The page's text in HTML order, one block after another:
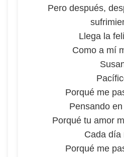
Pero después,
Llega la
Como a mí
Porqué me
Pensando
Porqué tu amor
Cada día
Porqué me